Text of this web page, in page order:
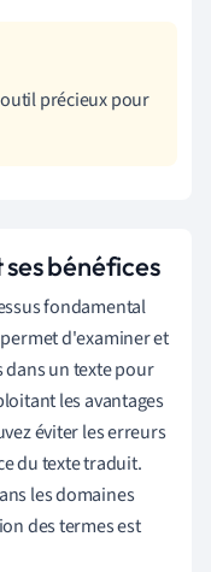
précieux pour
bénéfices
fondamental
d'examiner et
dans un texte pour
les avantages
éviter les erreurs
du texte traduit.
les domaines
des termes est